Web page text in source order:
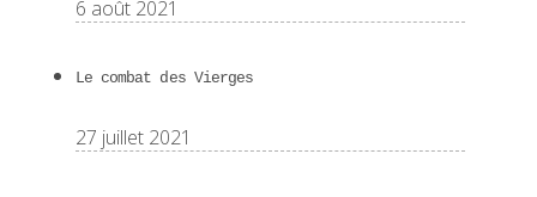
6 août 2021
Le combat des Vierges
27 juillet 2021